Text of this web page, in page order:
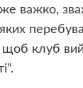
важко,
клуб